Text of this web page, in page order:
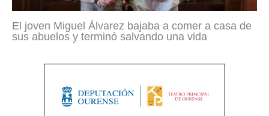
El joven Miguel Álvarez bajaba a comer a casa de
sus abuelos y terminó salvando una vida